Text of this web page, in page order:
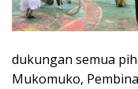
dukungan semua
Mukomuko,